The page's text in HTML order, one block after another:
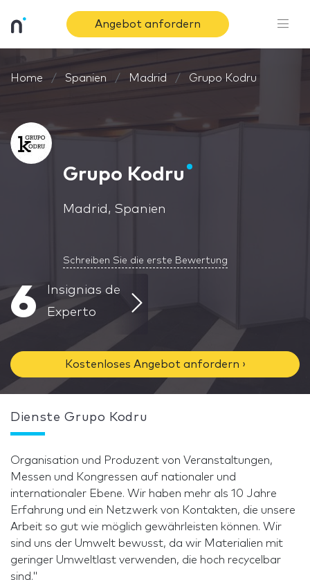
Angebot anfordern
Home Spanien Madrid Grupo Kodru
Grupo Kodru
Madrid, Spanien
Schreiben Sie die erste Bewertung
6
Insignias de
Experto
Kostenloses Angebot anfordern ›
Dienste Grupo Kodru
Organisation und Produzent von Veranstaltungen,
Messen und Kongressen auf nationaler und
internationaler Ebene. Wir haben mehr als 10 Jahre
Erfahrung und ein Netzwerk von Kontakten, die unsere
Arbeit so gut wie möglich gewährleisten können. Wir
sind uns der Umwelt bewusst, da wir Materialien mit
geringer Umweltlast verwenden, die hoch recycelbar
sind."